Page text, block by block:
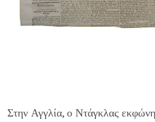
Στην Αγγλία, ο Ντάγκλας